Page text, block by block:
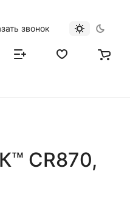
звонок
CR870,